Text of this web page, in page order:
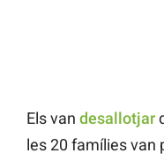
Els van desallotjar
les 20 famílies van